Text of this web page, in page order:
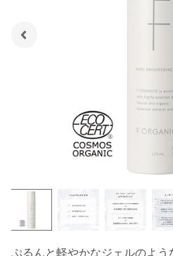
ぷるんと軽やかなジェルのよ